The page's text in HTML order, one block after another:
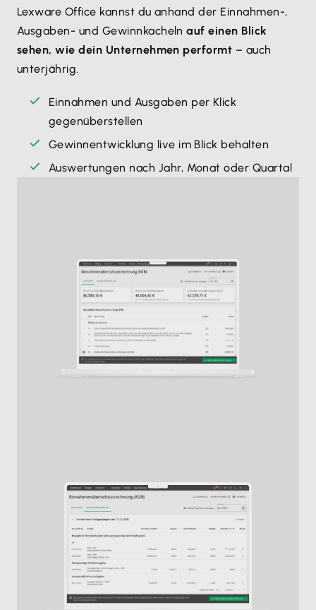
Lexware Office kannst du anhand der Einnahmen-,
Ausgaben- und Gewinnkachelnauf einen Blick
sehen, wie dein Unternehmen performt – auch
unterjährig.
Einnahmen und Ausgaben per Klick
gegenüberstellen
Gewinnentwicklung live im Blick behalten
Auswertungen nach Jahr, Monat oder Quartal